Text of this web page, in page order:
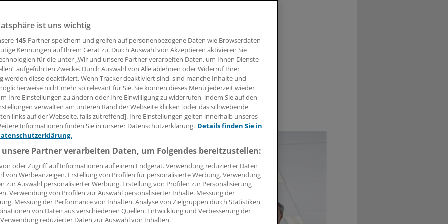
Jens Spahn will für jedes Krankenhaus in Deutschland die
in der Pflege berechnen lassen. Wird diese Vorgabe dann
soll es Sanktionen geben.
11:47 Uhr
ist uns wichtig
145-Partner speichern und greifen auf personenbezogene Daten wie Browserdaten
Kennungen auf Ihrem Gerät zu. Durch Auswahl von Akzeptieren aktivieren Sie
für die unter „Wir und unsere Partner verarbeiten Daten, um Ihnen Dienste
aufgeführten Zwecke. Durch Auswahl von Alle ablehnen oder Widerruf Ihrer
werden diese deaktiviert. Wenn Tracker deaktiviert sind, sind manche Inhalte und
nicht mehr so relevant für Sie. Sie können dieses Menü jederzeit wieder
Ihre Einstellungen zu ändern oder Ihre Einwilligung zu widerrufen, indem Sie auf den
verwalten am unteren Rand der Webseite klicken [oder das schwebende
links auf der Webseite, falls zutreffend]. Ihre Einstellungen gelten innerhalb unseres
Informationen finden Sie in unserer Datenschutzerklärung. Details finden Sie in
Partner verarbeiten Daten, um Folgendes bereitzustellen:
oder Zugriff auf Informationen auf einem Endgerät. Verwendung reduzierter Daten
von Werbeanzeigen. Erstellung von Profilen für personalisierte Werbung. Verwendung
zur Auswahl personalisierter Werbung. Erstellung von Profilen zur Personalisierung
Verwendung von Profilen zur Auswahl personalisierter Inhalte. Messung der
Messung der Performance von Inhalten. Analyse von Zielgruppen durch Statistiken
von Daten aus verschiedenen Quellen. Entwicklung und Verbesserung der
reduzierter Daten zur Auswahl von Inhalten.